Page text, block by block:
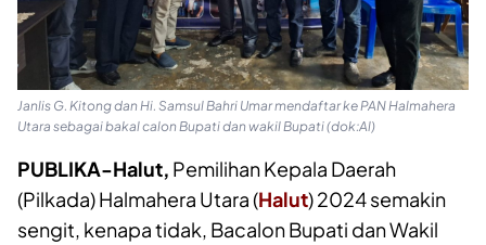
Janlis G. Kitong dan Hi. Samsul Bahri Umar mendaftar ke PAN Halmahera
Utara sebagai bakal calon Bupati dan wakil Bupati (dok:Al)
PUBLIKA-Halut, Pemilihan Kepala Daerah
(Pilkada) Halmahera Utara (Halut) 2024 semakin
sengit, kenapa tidak, Bacalon Bupati dan Wakil